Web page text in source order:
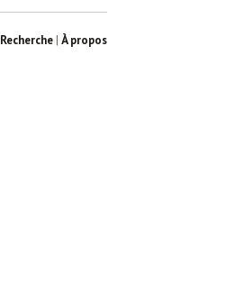
Recherche | À propos